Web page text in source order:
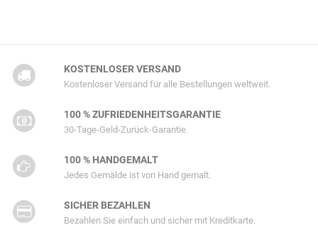
KOSTENLOSER VERSAND
Kostenloser Versand für alle Bestellungen weltweit.
100 % ZUFRIEDENHEITSGARANTIE
30-Tage-Geld-Zurück-Garantie.
100 % HANDGEMALT
Jedes Gemälde ist von Hand gemalt.
SICHER BEZAHLEN
Bezahlen Sie einfach und sicher mit Kreditkarte.